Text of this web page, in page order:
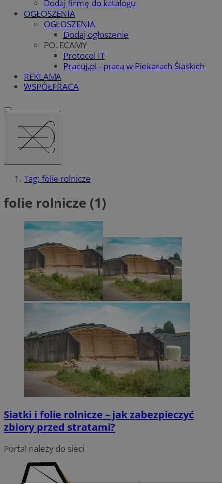
Dodaj firmę do katalogu
OGŁOSZENIA
OGŁOSZENIA
Dodaj ogłoszenie
POLECAMY
Protocol IT
Pracuj.pl - praca w Piekarach Śląskich
REKLAMA
WSPÓŁPRACA
Tag: folie rolnicze
folie rolnicze (1)
Siatki i folie rolnicze – jak zabezpieczyć
zbiory przed stratami?
Portal należy do sieci